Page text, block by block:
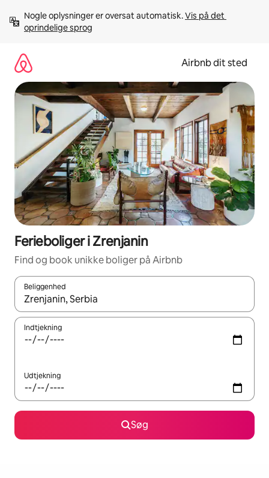
videre
Nogle oplysninger er oversat automatisk. Vis på det
oprindelige sprog
Airbnb dit sted
Ferieboliger i Zrenjanin
Find og book unikke boliger på Airbnb
Beliggenhed
Når resultaterne er tilgængelige, skal du navigere med
Indtjekning
Udtjekning
Søg